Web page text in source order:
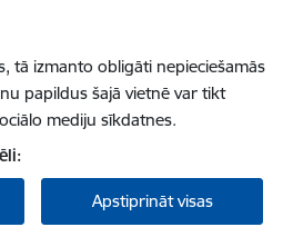
tā izmanto obligāti nepieciešamās
papildus šajā vietnē var tikt
mediju sīkdatnes.
Apstiprināt visas